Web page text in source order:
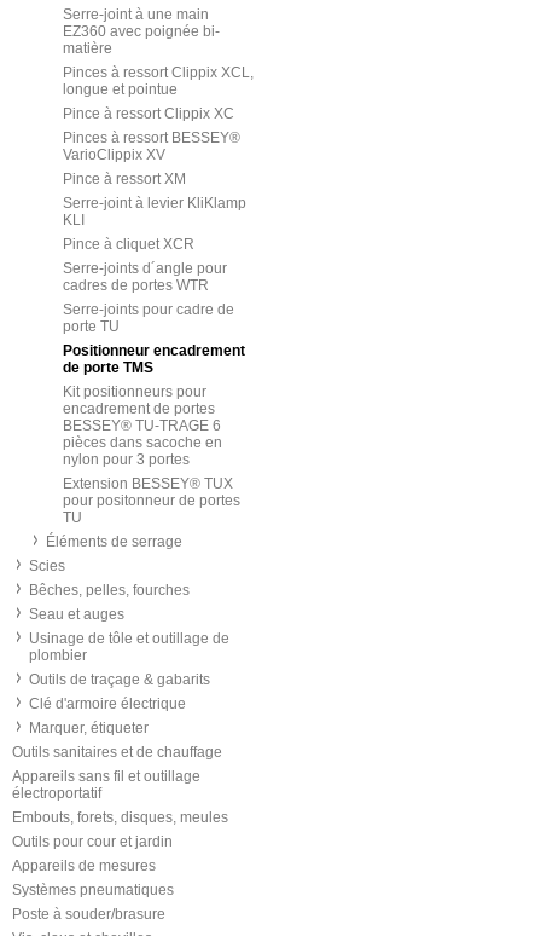
Serre-joint à une main
EZ360 avec poignée bi-
matière
Pinces à ressort Clippix XCL,
longue et pointue
Pince à ressort Clippix XC
Pinces à ressort BESSEY®
VarioClippix XV
Pince à ressort XM
Serre-joint à levier KliKlamp
KLI
Pince à cliquet XCR
Serre-joints d´angle pour
cadres de portes WTR
Serre-joints pour cadre de
porte TU
Positionneur encadrement
de porte TMS
Kit positionneurs pour
encadrement de portes
BESSEY® TU-TRAGE 6
pièces dans sacoche en
nylon pour 3 portes
Extension BESSEY® TUX
pour positonneur de portes
TU
Éléments de serrage
Scies
Bêches, pelles, fourches
Seau et auges
Usinage de tôle et outillage de
plombier
Outils de traçage & gabarits
Clé d'armoire électrique
Marquer, étiqueter
Outils sanitaires et de chauffage
Appareils sans fil et outillage
électroportatif
Embouts, forets, disques, meules
Outils pour cour et jardin
Appareils de mesures
Systèmes pneumatiques
Poste à souder/brasure